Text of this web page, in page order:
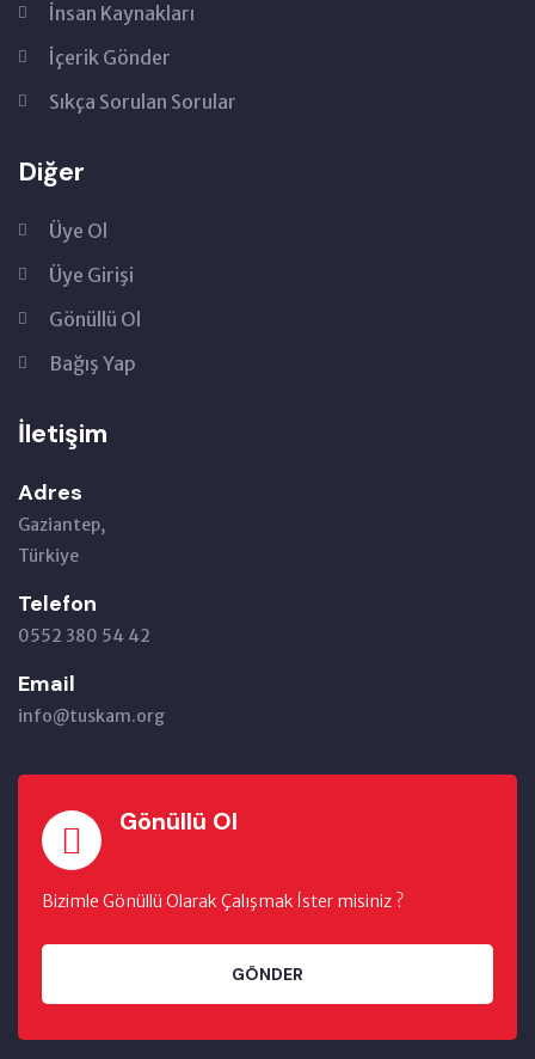
İnsan Kaynakları
İçerik Gönder
Sıkça Sorulan Sorular
Diğer
Üye Ol
Üye Girişi
Gönüllü Ol
Bağış Yap
İletişim
Adres
Gaziantep,
Türkiye
Telefon
0552 380 54 42
Email
info@tuskam.org
Gönüllü Ol
Bizimle Gönüllü Olarak Çalışmak İster misiniz ?
GÖNDER